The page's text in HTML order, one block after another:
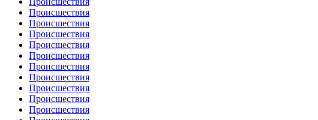
Происшествия
Происшествия
Происшествия
Происшествия
Происшествия
Происшествия
Происшествия
Происшествия
Происшествия
Происшествия